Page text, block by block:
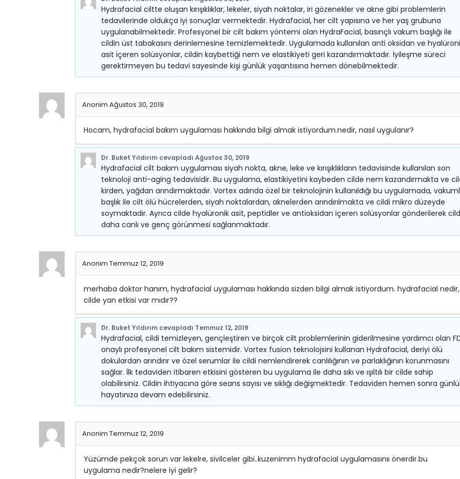
Hydrafacial ciltte oluşan kırışıklıklar, lekeler, siyah noktalar, iri gözenekler ve akne gibi problemlerin
tedavilerinde oldukça iyi sonuçlar vermektedir. Hydrafacial, her cilt yapısına ve her yaş grubuna
uygulanabilmektedir. Profesyonel bir cilt bakım yöntemi olan HydraFacial, basınçlı vakum başlığı ile
cildin üst tabakasını derinlemesine temizlemektedir. Uygulamada kullanılan anti oksidan ve
asit içeren solüsyonlar, cildin kaybettiği nem ve elastikiyeti geri kazandırmaktadır. İyileşme süreci
gerektirmeyen bu tedavi sayesinde kişi günlük yaşantısına hemen dönebilmektedir.
Anonim Ağustos 30, 2019
Hocam, hydrafacial bakım uygulaması hakkında bilgi almak istiyordum.nedir, nasıl uygulanır?
Dr. Buket Yıldırım cevapladı Ağustos 30, 2019
Hydrafacial cilt bakım uygulaması siyah nokta, akne, leke ve kırışıklıkların tedavisinde kullanılan son
teknoloji anti-aging tedavisidir. Bu uygulama, elastikiyetini kaybeden cilde nem kazandırmakta ve
kirden, yağdan arındırmaktadır. Vortex adında özel bir teknolojinin kullanıldığı bu uygulamada,
başlık ile cilt ölü hücrelerden, siyah noktalardan, aknelerden arındırılmakta ve cildi mikro düzeyde
soymaktadır. Ayrıca cilde hyalüronik asit, peptidler ve antioksidan içeren solüsyonlar gönderilerek
daha canlı ve genç görünmesi sağlanmaktadır.
Anonim Temmuz 12, 2019
merhaba doktor hanım, hydrafacial uygulaması hakkında sizden bilgi almak istiyordum. hydrafacial nedir,
cilde yan etkisi var mıdır??
Dr. Buket Yıldırım cevapladı Temmuz 12, 2019
Hydrafacial, cildi temizleyen, gençleştiren ve birçok cilt problemlerinin giderilmesine yardımcı olan
onaylı profesyonel cilt bakım sistemidir. Vortex fusion teknolojsini kullanan Hydrafacial, deriyi ölü
dokulardan arındırır ve özel serumlar ile cildi nemlendirerek canlılığının ve parlaklığının korunmasını
sağlar. İlk tedaviden itibaren etkisini gösteren bu uygulama ile daha sıkı ve ışıltılı bir cilde sahip
olabilirsiniz. Cildin ihtiyacına göre seans sayısı ve sıklığı değişmektedir. Tedaviden hemen sonra
hayatınıza devam edebilirsiniz.
Anonim Temmuz 12, 2019
Yüzümde pekçok sorun var lekelre, sivilceler gibi..kuzenimm hydrafacial uygulamasınıı önerdir.bu
uygulama nedir?nelere iyi gelir?